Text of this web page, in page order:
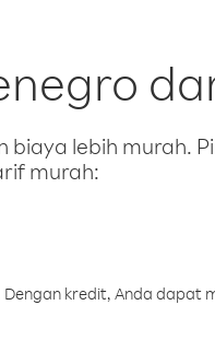
lebih murah.
murah:
kredit, Anda dapat